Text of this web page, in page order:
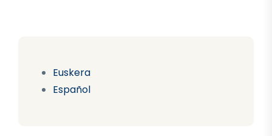
Euskera
Español